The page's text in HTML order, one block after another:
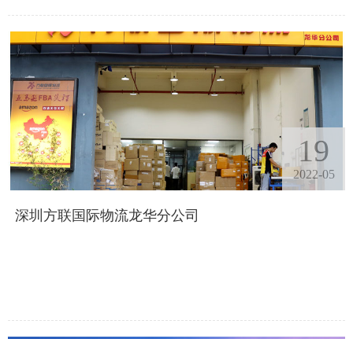
19
2022-05
深圳方联国际物流龙华分公司